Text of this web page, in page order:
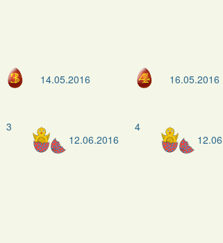
14.05.2016 16.05.2016
3
12.06.2016
4